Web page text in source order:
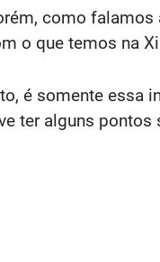
como falamos
o que temos na
é somente essa
ter alguns pontos